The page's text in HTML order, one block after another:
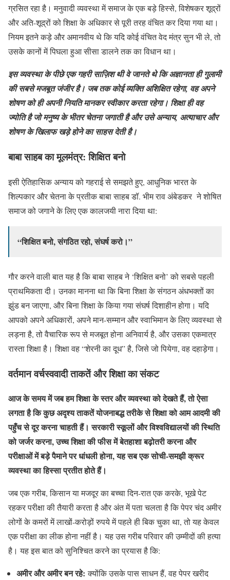
ग्रसित रहा है। मनुवादी व्यवस्था में समाज के एक बड़े हिस्से, विशेषकर शूद्रों
और अति-शूद्रों को शिक्षा के अधिकार से पूरी तरह वंचित कर दिया गया था।
नियम इतने कड़े और अमानवीय थे कि यदि कोई वंचित वेद मंत्र सुन भी ले, तो
उसके कानों में पिघला हुआ सीसा डालने तक का विधान था।
इस व्यवस्था के पीछे एक गहरी साज़िश थी वे जानते थे कि अज्ञानता ही गुलामी
की सबसे मजबूत जंजीर है। जब तक कोई व्यक्ति अशिक्षित रहेगा, वह अपने
शोषण को ही अपनी नियति मानकर स्वीकार करता रहेगा। शिक्षा ही वह
ज्योति है जो मनुष्य के भीतर चेतना जगाती है और उसे अन्याय, अत्याचार और
शोषण के खिलाफ खड़े होने का साहस देती है।
बाबा साहब का मूलमंत्र: शिक्षित बनो
इसी ऐतिहासिक अन्याय को गहराई से समझते हुए, आधुनिक भारत के
शिल्पकार और चेतना के प्रतीक बाबा साहब डॉ. भीम राव अंबेडकर ने शोषित
समाज को जगाने के लिए एक कालजयी नारा दिया था:
“शिक्षित बनो, संगठित रहो, संघर्ष करो।”
गौर करने वाली बात यह है कि बाबा साहब ने ‘शिक्षित बनो’ को सबसे पहली
प्राथमिकता दी। उनका मानना था कि बिना शिक्षा के संगठन अंधभक्तों का
झुंड बन जाएगा, और बिना शिक्षा के किया गया संघर्ष दिशाहीन होगा। यदि
आपको अपने अधिकारों, अपने मान-सम्मान और स्वाभिमान के लिए व्यवस्था से
लड़ना है, तो वैचारिक रूप से मजबूत होना अनिवार्य है, और उसका एकमात्र
रास्ता शिक्षा है। शिक्षा वह “शेरनी का दूध” है, जिसे जो पियेगा, वह दहाड़ेगा।
वर्तमान वर्चस्ववादी ताकतें और शिक्षा का संकट
आज के समय में जब हम शिक्षा के स्तर और व्यवस्था को देखते हैं, तो ऐसा
लगता है कि कुछ अदृश्य ताकतें योजनाबद्ध तरीके से शिक्षा को आम आदमी की
पहुँच से दूर करना चाहती हैं। सरकारी स्कूलों और विश्वविद्यालयों की स्थिति
को जर्जर करना, उच्च शिक्षा की फीस में बेतहाशा बढ़ोतरी करना और
परीक्षाओं में बड़े पैमाने पर धांधली होना, यह सब एक सोची-समझी क्रूर
व्यवस्था का हिस्सा प्रतीत होते हैं।
जब एक गरीब, किसान या मजदूर का बच्चा दिन-रात एक करके, भूखे पेट
रहकर परीक्षा की तैयारी करता है और अंत में पता चलता है कि पेपर चंद अमीर
लोगों के कमरों में लाखों-करोड़ों रुपये में पहले ही बिक चुका था, तो यह केवल
एक परीक्षा का लीक होना नहीं है। यह उस गरीब परिवार की उम्मीदों की हत्या
है। यह इस बात को सुनिश्चित करने का प्रयास है कि:
अमीर और अमीर बन रहे: क्योंकि उसके पास साधन हैं, वह पेपर खरीद